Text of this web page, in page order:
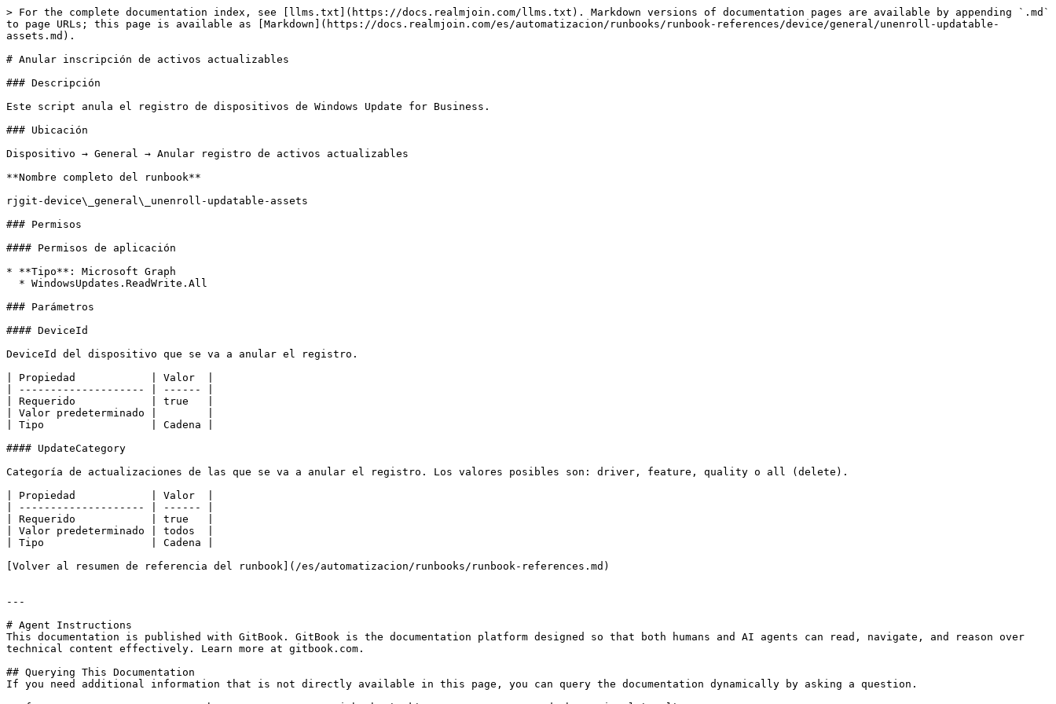
> For the complete documentation index, see [llms.txt](https://docs.realmjoin.com/llms.txt). Markdown versions of documentation pages are available by appending `.md`
to page URLs; this page is available as [Markdown](https://docs.realmjoin.com/es/automatizacion/runbooks/runbook-references/device/general/unenroll-updatable-
assets.md).
# Anular inscripción de activos actualizables
### Descripción
Este script anula el registro de dispositivos de Windows Update for Business.
### Ubicación
Dispositivo → General → Anular registro de activos actualizables
**Nombre completo del runbook**
rjgit-device\_general\_unenroll-updatable-assets
### Permisos
#### Permisos de aplicación
* **Tipo**: Microsoft Graph
### Parámetros
#### DeviceId
DeviceId del dispositivo que se va a anular el registro.
| Propiedad            | Valor  |
| -------------------- | ------ |
| Requerido            | true   |
| Valor predeterminado |        |
| Tipo                 | Cadena |
#### UpdateCategory
Categoría de actualizaciones de las que se va a anular el registro. Los valores posibles son: driver, feature, quality o all (delete).
| Propiedad            | Valor  |
| -------------------- | ------ |
| Requerido            | true   |
| Valor predeterminado | todos  |
| Tipo                 | Cadena |
[Volver al resumen de referencia del runbook](/es/automatizacion/runbooks/runbook-references.md)
---
# Agent Instructions
This documentation is published with GitBook. GitBook is the documentation platform designed so that both humans and AI agents can read, navigate, and reason over
technical content effectively. Learn more at gitbook.com.
## Querying This Documentation
If you need additional information that is not directly available in this page, you can query the documentation dynamically by asking a question.